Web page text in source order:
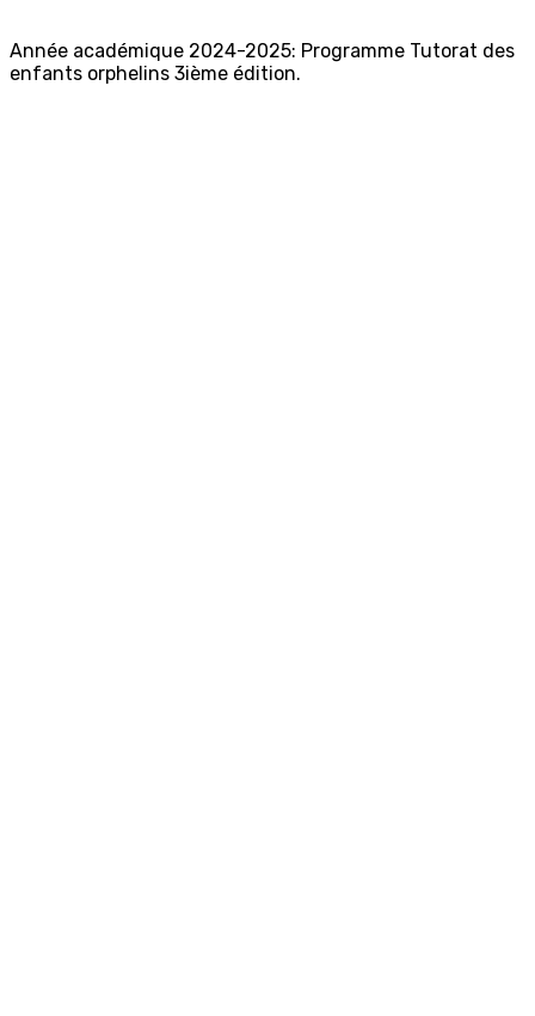
Année académique 2024-2025: Programme Tutorat des
enfants orphelins 3ième édition.